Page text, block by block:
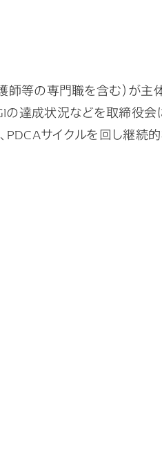
等の専門職を含む）が主
の達成状況などを取締役
サイクルを回し継続的